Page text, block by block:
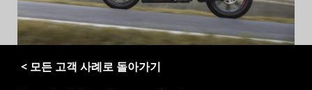
< 모든 고객 사례로 돌아가기